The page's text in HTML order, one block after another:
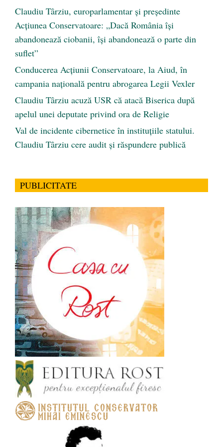
Claudiu Târziu, europarlamentar și președinte
Acțiunea Conservatoare: „Dacă România își
abandonează ciobanii, își abandonează o parte din
suflet”
Conducerea Acțiunii Conservatoare, la Aiud, în
campania națională pentru abrogarea Legii Vexler
Claudiu Târziu acuză USR că atacă Biserica după
apelul unei deputate privind ora de Religie
Val de incidente cibernetice în instituțiile statului.
Claudiu Târziu cere audit și răspundere publică
PUBLICITATE